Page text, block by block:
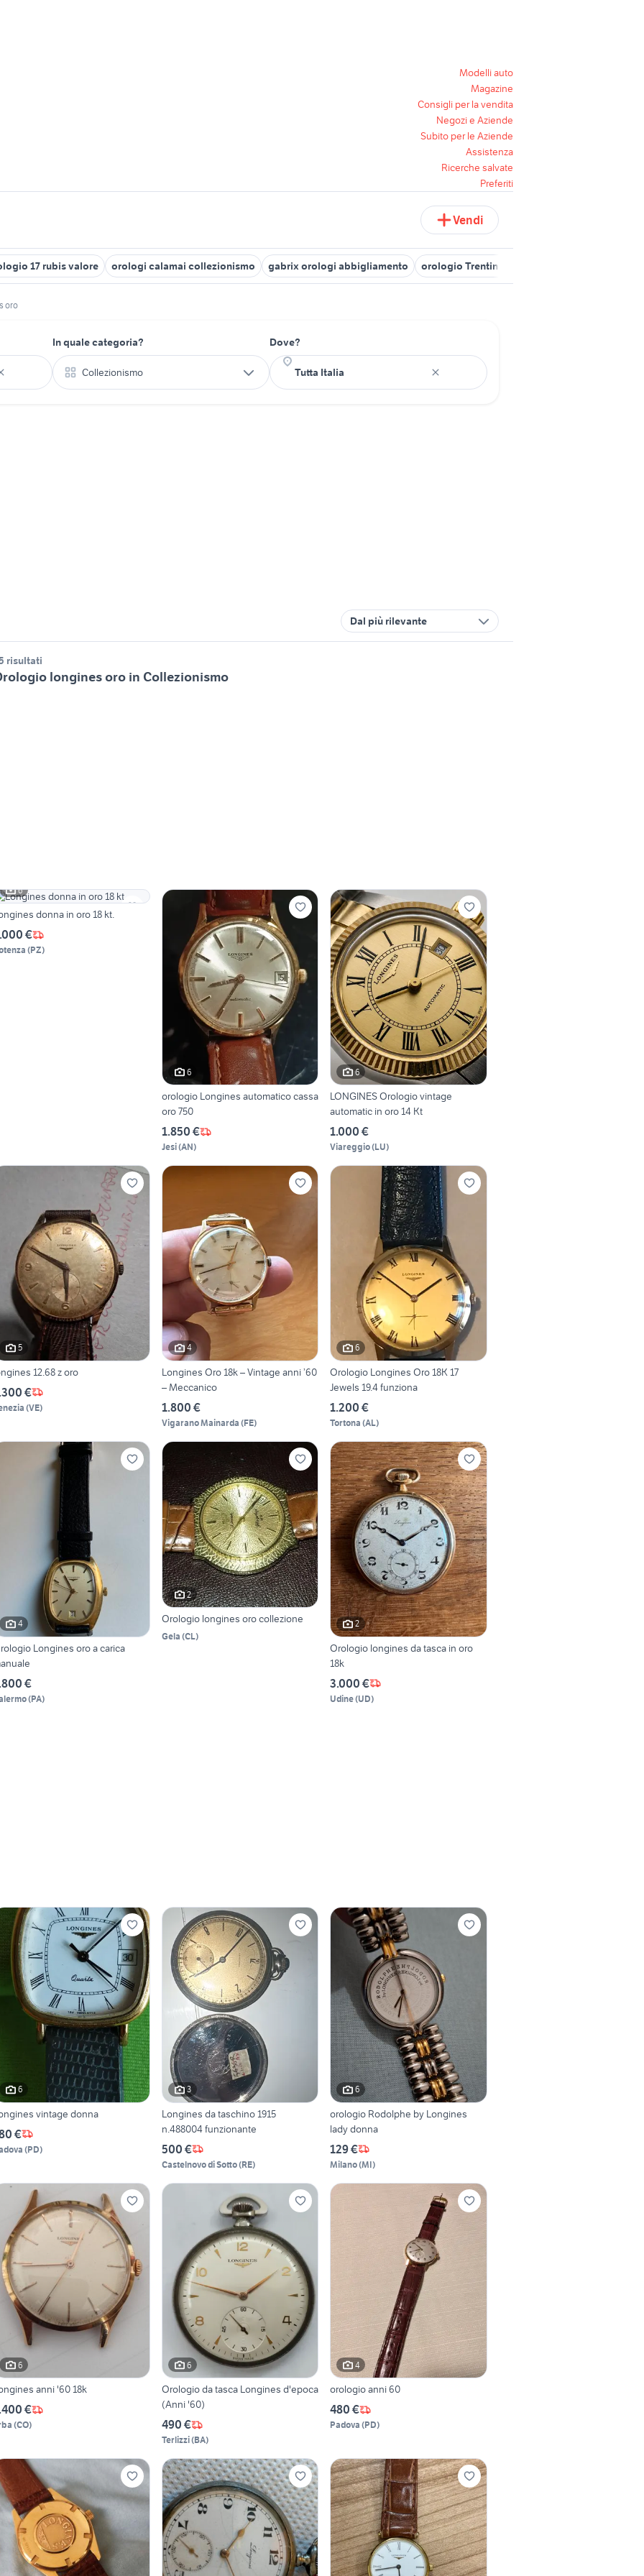
Modelli auto
Magazine
Consigli per la vendita
Negozi e Aziende
Subito per le Aziende
Assistenza
Ricerche salvate
Preferiti
Vendi
17 rubis valore orologi calamai collezionismo gabrix orologi abbigliamento orologio Trentino Alto Adige
oro
In quale categoria?
Collezionismo
Dove?
Dal più rilevante
risultati
longines oro in Collezionismo
6
donna in oro 18 kt.
€
(PZ)
6
orologio Longines automatico cassa
oro 750
1.850 €
Jesi(AN)
6
LONGINES Orologio vintage
automatic in oro 14 Kt
1.000 €
Viareggio(LU)
5
12.68 z oro
€
(VE)
4
Longines Oro 18k – Vintage anni ’60
– Meccanico
1.800 €
Vigarano Mainarda (FE)
6
Orologio Longines Oro 18K 17
Jewels 19.4 funziona
1.200 €
Tortona (AL)
4
Longines oro a carica
€
(PA)
2
Orologio longines oro collezione
Gela (CL)
2
Orologio longines da tasca in oro
18k
3.000 €
Udine(UD)
6
vintage donna
€
(PD)
3
Longines da taschino 1915
n.488004 funzionante
500 €
Castelnovo di Sotto(RE)
6
orologio Rodolphe by Longines
lady donna
129 €
Milano(MI)
6
anni '60 18k
€
(CO)
6
Orologio da tasca Longines d'epoca
(Anni '60)
490 €
Terlizzi(BA)
4
orologio anni 60
480 €
Padova (PD)